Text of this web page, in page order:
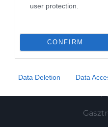
user protection.
CONFIRM
Data Deletion Data